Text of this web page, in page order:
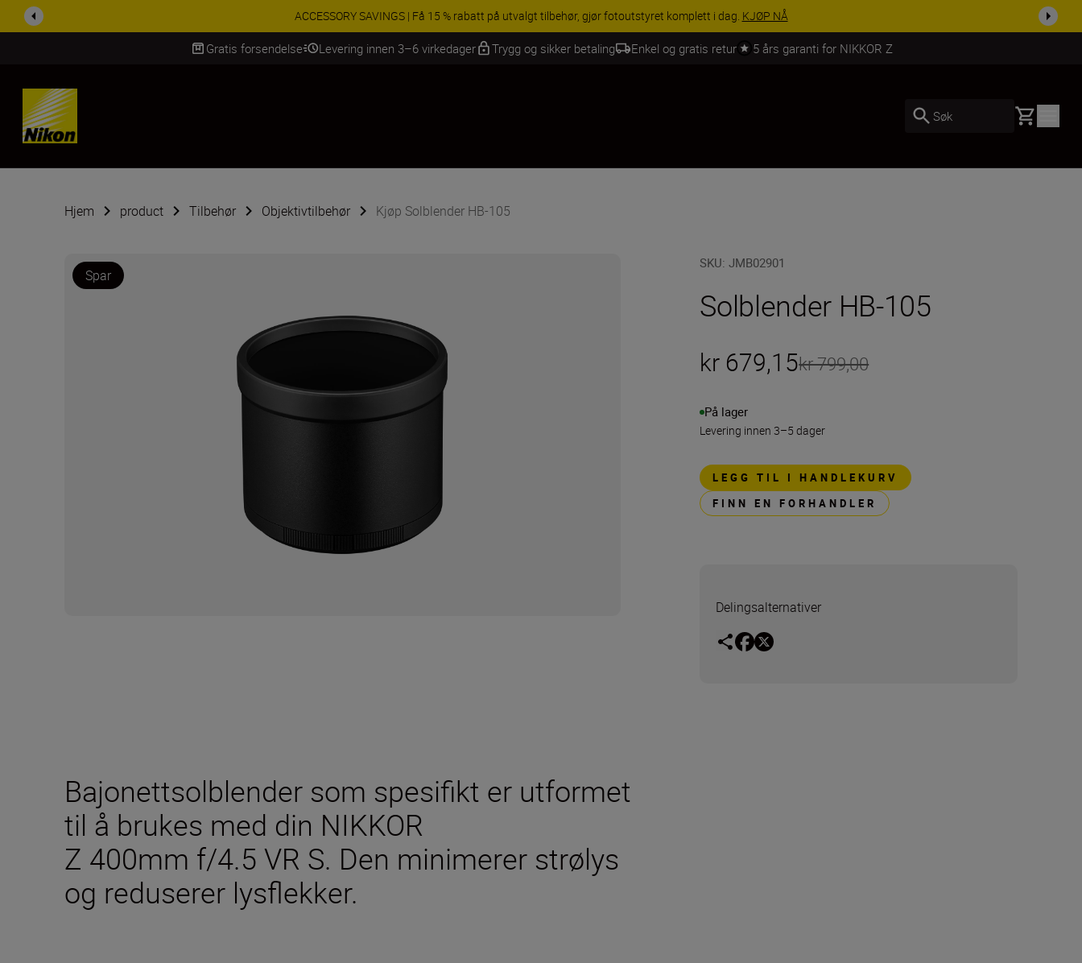
ACCESSORY SAVINGS | Få 15 % rabatt på utvalgt tilbehør, gjør fotoutstyret komplett i dag. KJØP NÅ
Gratis forsendelse Levering innen 3–6 virkedager Trygg og sikker betaling Enkel og gratis retur 5 års garanti for NIKKOR Z
Skip Content
Søk Basket
Hjem product Tilbehør Objektivtilbehør Kjøp Solblender HB-105
Spar
SKU:JMB02901
Solblender HB-105
kr 679,15kr 799,00
På lager
Levering innen 3–5 dager
LEGG TIL I HANDLEKURV
FINN EN FORHANDLER
Delingsalternativer
Bajonettsolblender som spesifikt er utformet
til å brukes med din NIKKOR
Z 400mm f/4.5 VR S. Den minimerer strølys
og reduserer lysflekker.